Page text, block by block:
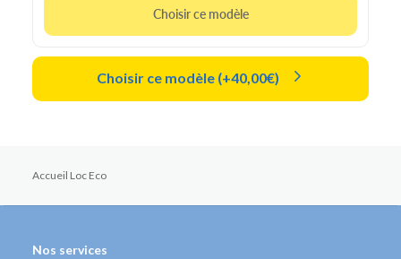
Choisir ce modèle
Choisir ce modèle (+40,00€)
Accueil Loc Eco
Nos services